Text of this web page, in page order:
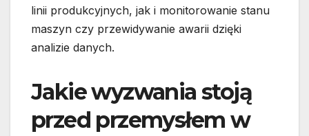
linii produkcyjnych, jak i monitorowanie stanu
maszyn czy przewidywanie awarii dzięki
analizie danych.
Jakie wyzwania stoją
przed przemysłem w